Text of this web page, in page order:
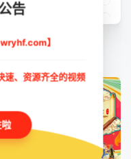
第20260728期母带
豆瓣:0.0分
告
】
、资源齐全的视频